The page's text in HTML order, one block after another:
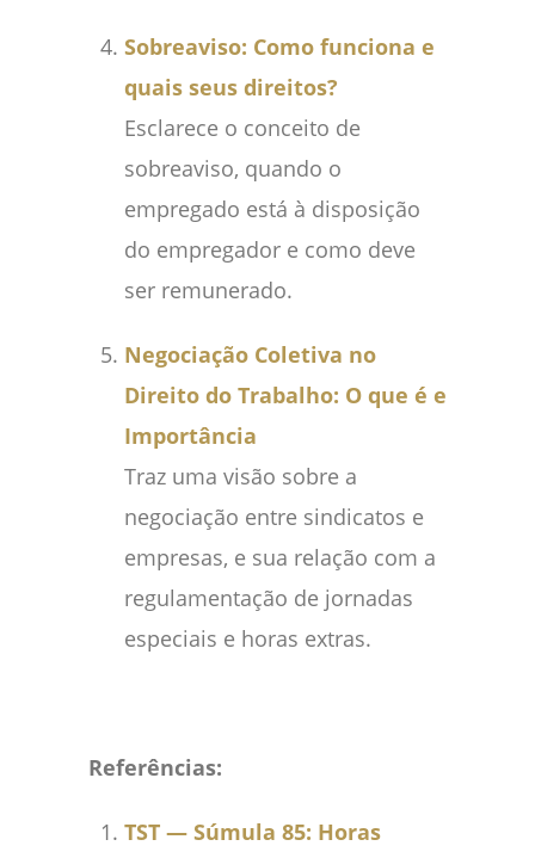
Sobreaviso: Como funciona e
quais seus direitos?
Esclarece o conceito de
sobreaviso, quando o
empregado está à disposição
do empregador e como deve
ser remunerado.
Negociação Coletiva no
Direito do Trabalho: O que é e
Importância
Traz uma visão sobre a
negociação entre sindicatos e
empresas, e sua relação com a
regulamentação de jornadas
especiais e horas extras.
Referências:
TST — Súmula 85: Horas